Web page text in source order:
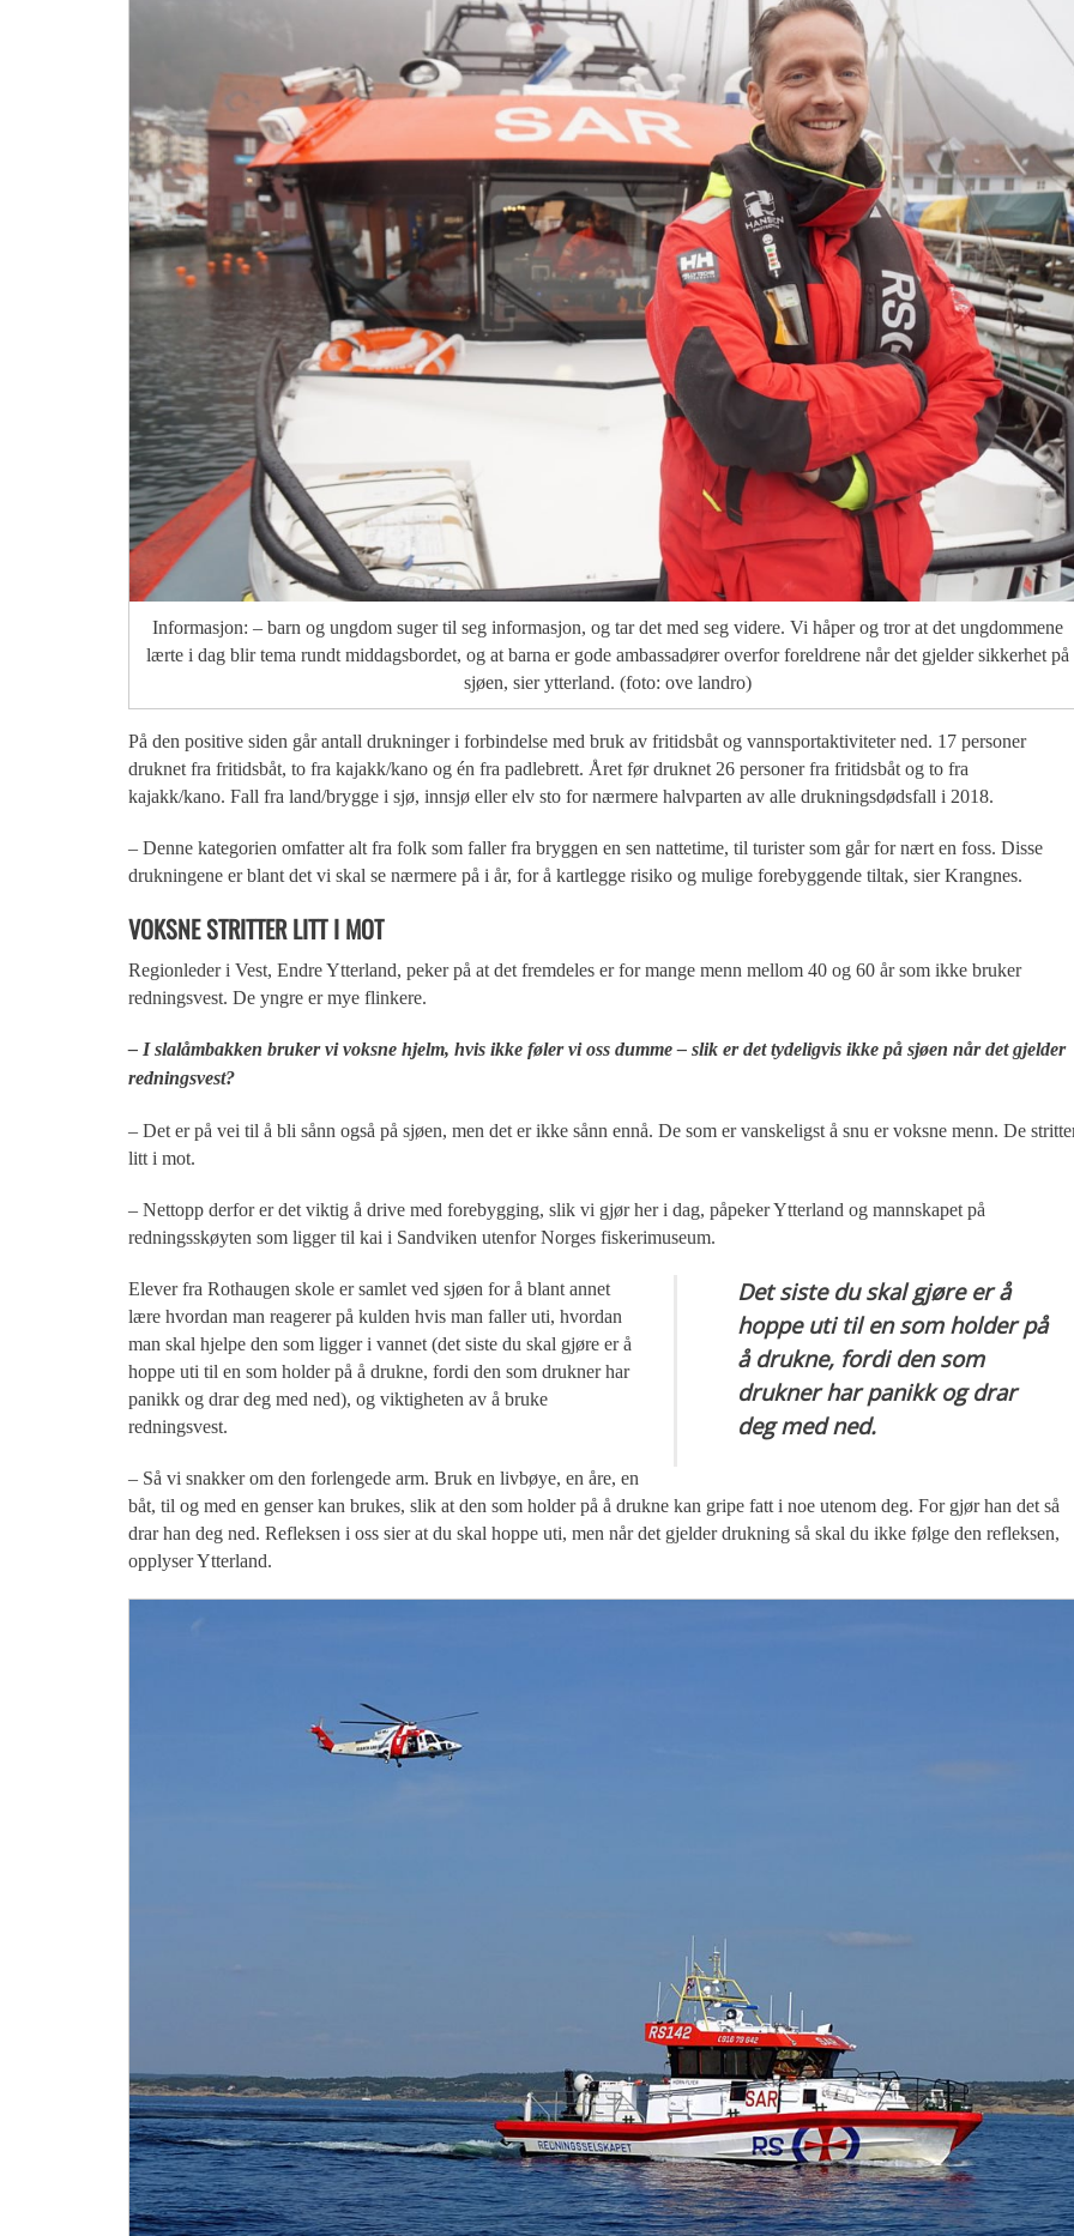
Informasjon: – barn og ungdom suger til seg informasjon, og tar det med seg videre. Vi håper og tror at det ungdommene
lærte i dag blir tema rundt middagsbordet, og at barna er gode ambassadører overfor foreldrene når det gjelder sikkerhet på
sjøen, sier ytterland. (foto: ove landro)
På den positive siden går antall drukninger i forbindelse med bruk av fritidsbåt og vannsportaktiviteter ned. 17 personer
druknet fra fritidsbåt, to fra kajakk/kano og én fra padlebrett. Året før druknet 26 personer fra fritidsbåt og to fra
kajakk/kano. Fall fra land/brygge i sjø, innsjø eller elv sto for nærmere halvparten av alle drukningsdødsfall i 2018.
– Denne kategorien omfatter alt fra folk som faller fra bryggen en sen nattetime, til turister som går for nært en foss. Disse
drukningene er blant det vi skal se nærmere på i år, for å kartlegge risiko og mulige forebyggende tiltak, sier Krangnes.
VOKSNE STRITTER LITT I MOT
Regionleder i Vest, Endre Ytterland, peker på at det fremdeles er for mange menn mellom 40 og 60 år som ikke bruker
redningsvest. De yngre er mye flinkere.
– I slalåmbakken bruker vi voksne hjelm, hvis ikke føler vi oss dumme – slik er det tydeligvis ikke på sjøen når det gjelder
redningsvest?
– Det er på vei til å bli sånn også på sjøen, men det er ikke sånn ennå. De som er vanskeligst å snu er voksne menn. De
litt i mot.
– Nettopp derfor er det viktig å drive med forebygging, slik vi gjør her i dag, påpeker Ytterland og mannskapet på
redningsskøyten som ligger til kai i Sandviken utenfor Norges fiskerimuseum.
Det siste du skal gjøre er å
hoppe uti til en som holder på
å drukne, fordi den som
drukner har panikk og drar
deg med ned.
Elever fra Rothaugen skole er samlet ved sjøen for å blant annet
lære hvordan man reagerer på kulden hvis man faller uti, hvordan
man skal hjelpe den som ligger i vannet (det siste du skal gjøre er å
hoppe uti til en som holder på å drukne, fordi den som drukner har
panikk og drar deg med ned), og viktigheten av å bruke
redningsvest.
– Så vi snakker om den forlengede arm. Bruk en livbøye, en åre, en
båt, til og med en genser kan brukes, slik at den som holder på å drukne kan gripe fatt i noe utenom deg. For gjør han det så
drar han deg ned. Refleksen i oss sier at du skal hoppe uti, men når det gjelder drukning så skal du ikke følge den refleksen,
opplyser Ytterland.